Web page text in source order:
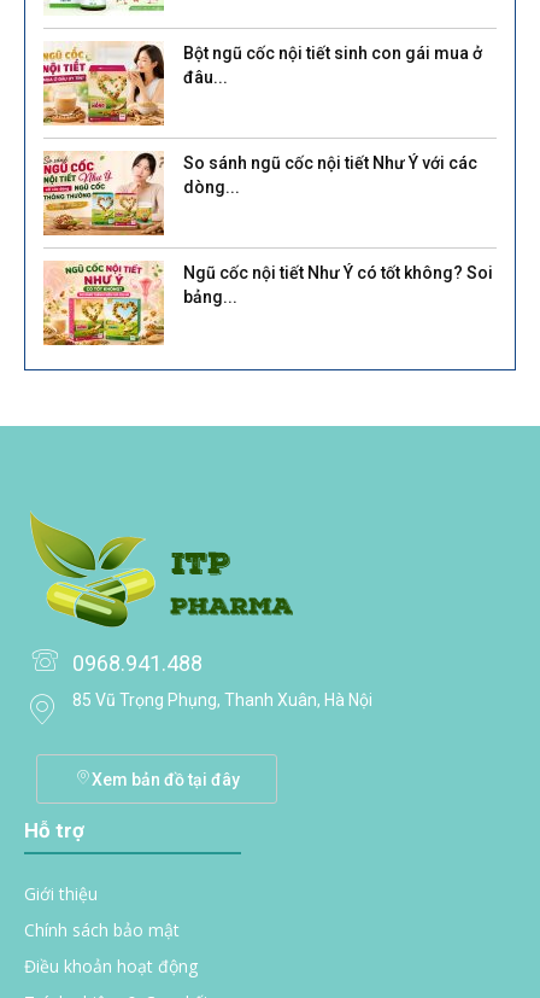
Bột ngũ cốc nội tiết sinh con gái mua ở
đâu...
So sánh ngũ cốc nội tiết Như Ý với các
dòng...
Ngũ cốc nội tiết Như Ý có tốt không? Soi
bảng...
0968.941.488
85 Vũ Trọng Phụng, Thanh Xuân, Hà Nội
Xem bản đồ tại đây
Hỗ trợ
Giới thiệu
Chính sách bảo mật
Điều khoản hoạt động